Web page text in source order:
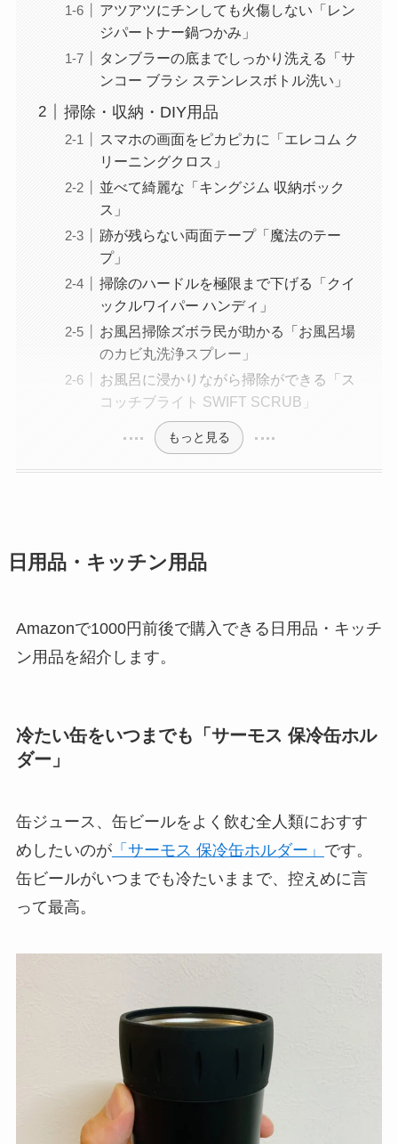
アツアツにチンしても火傷しない「レン
ジパートナー鍋つかみ」
タンブラーの底までしっかり洗える「サ
ンコー ブラシ ステンレスボトル洗い」
掃除・収納・DIY用品
スマホの画面をピカピカに「エレコム ク
リーニングクロス」
並べて綺麗な「キングジム 収納ボック
ス」
跡が残らない両面テープ「魔法のテー
プ」
掃除のハードルを極限まで下げる「クイ
ックルワイパー ハンディ」
お風呂掃除ズボラ民が助かる「お風呂場
のカビ丸洗浄スプレー」
お風呂に浸かりながら掃除ができる「ス
コッチブライト SWIFT SCRUB」
もっと見る
日用品・キッチン用品
Amazonで1000円前後で購入できる日用品・キッチ
ン用品を紹介します。
冷たい缶をいつまでも「サーモス 保冷缶ホル
ダー」
缶ジュース、缶ビールをよく飲む全人類におすす
めしたいのが「サーモス 保冷缶ホルダー」 です。
缶ビールがいつまでも冷たいままで、控えめに言
って最高。